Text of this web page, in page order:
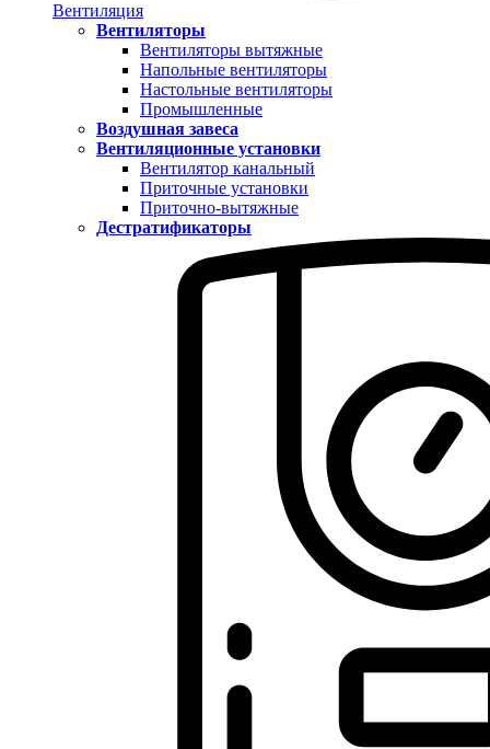
Вентиляция
Вентиляторы
Вентиляторы вытяжные
Напольные вентиляторы
Настольные вентиляторы
Промышленные
Воздушная завеса
Вентиляционные установки
Вентилятор канальный
Приточные установки
Приточно-вытяжные
Дестратификаторы